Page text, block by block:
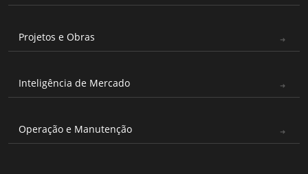
Projetos e Obras
Inteligência de Mercado
Operação e Manutenção